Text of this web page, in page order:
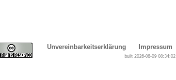
Unvereinbarkeitserklärung Impressum
built 2026-08-09 08:34:02